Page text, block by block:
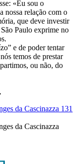
«Eu sou o
nossa relação com o
que deve investir
Paulo exprime no
e de poder tentar
temos de prestar
ou não, do
da Cascinazza 131
da Cascinazza